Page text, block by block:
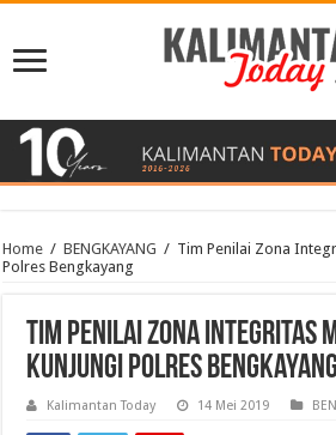
Home / BENGKAYANG / Tim Penilai Zona
Polres Bengkayang
Tim Penilai Zona Integritas
Kunjungi Polres Bengkayang
Kalimantan Today 14 Mei 2019